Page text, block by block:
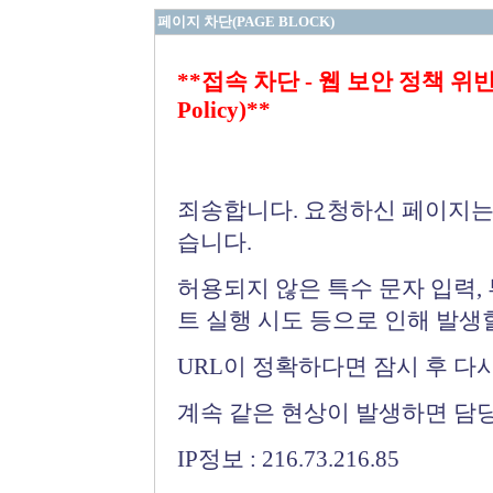
페이지 차단(PAGE BLOCK)
**접속 차단 - 웹 보안 정책 위
Policy)**
죄송합니다. 요청하신 페이지
습니다.
허용되지 않은 특수 문자 입력
트 실행 시도 등으로 인해 발생
URL이 정확하다면 잠시 후 다
계속 같은 현상이 발생하면 담
IP정보 : 216.73.216.85